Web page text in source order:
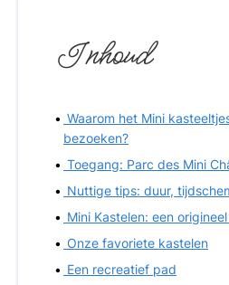
Inhoud
Waarom het Mini
bezoeken?
Toegang: Parc des Mini
Nuttige tips: duur,
Mini Kastelen: een
Onze favoriete kastelen
Een recreatief pad